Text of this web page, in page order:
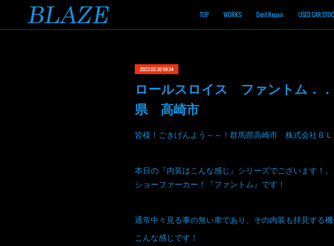
TOP WORKS Dent Repair USED CAR
2023.03.30 09:34
ロールスロイス ファントム．
県 高崎市
皆様！ごきげんよう～～！群馬県高崎市 株式会社ＢＬ
本日の『内装はこんな感じ』シリーズでございます！
ショーファーカー！『ファントム』です！
通常中々見る事の無い車であり、その内装も拝見する
こんな感じです！